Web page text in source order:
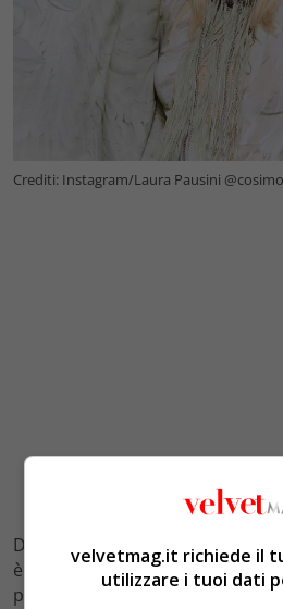
Crediti: Instagram/Laura Pausini
Dite addio ai capelli corvino: per
è all’insegna del biondo platino.
piuttosto noto agli appassionati
velvetmag.it richiede il
utilizzare i tuoi dati